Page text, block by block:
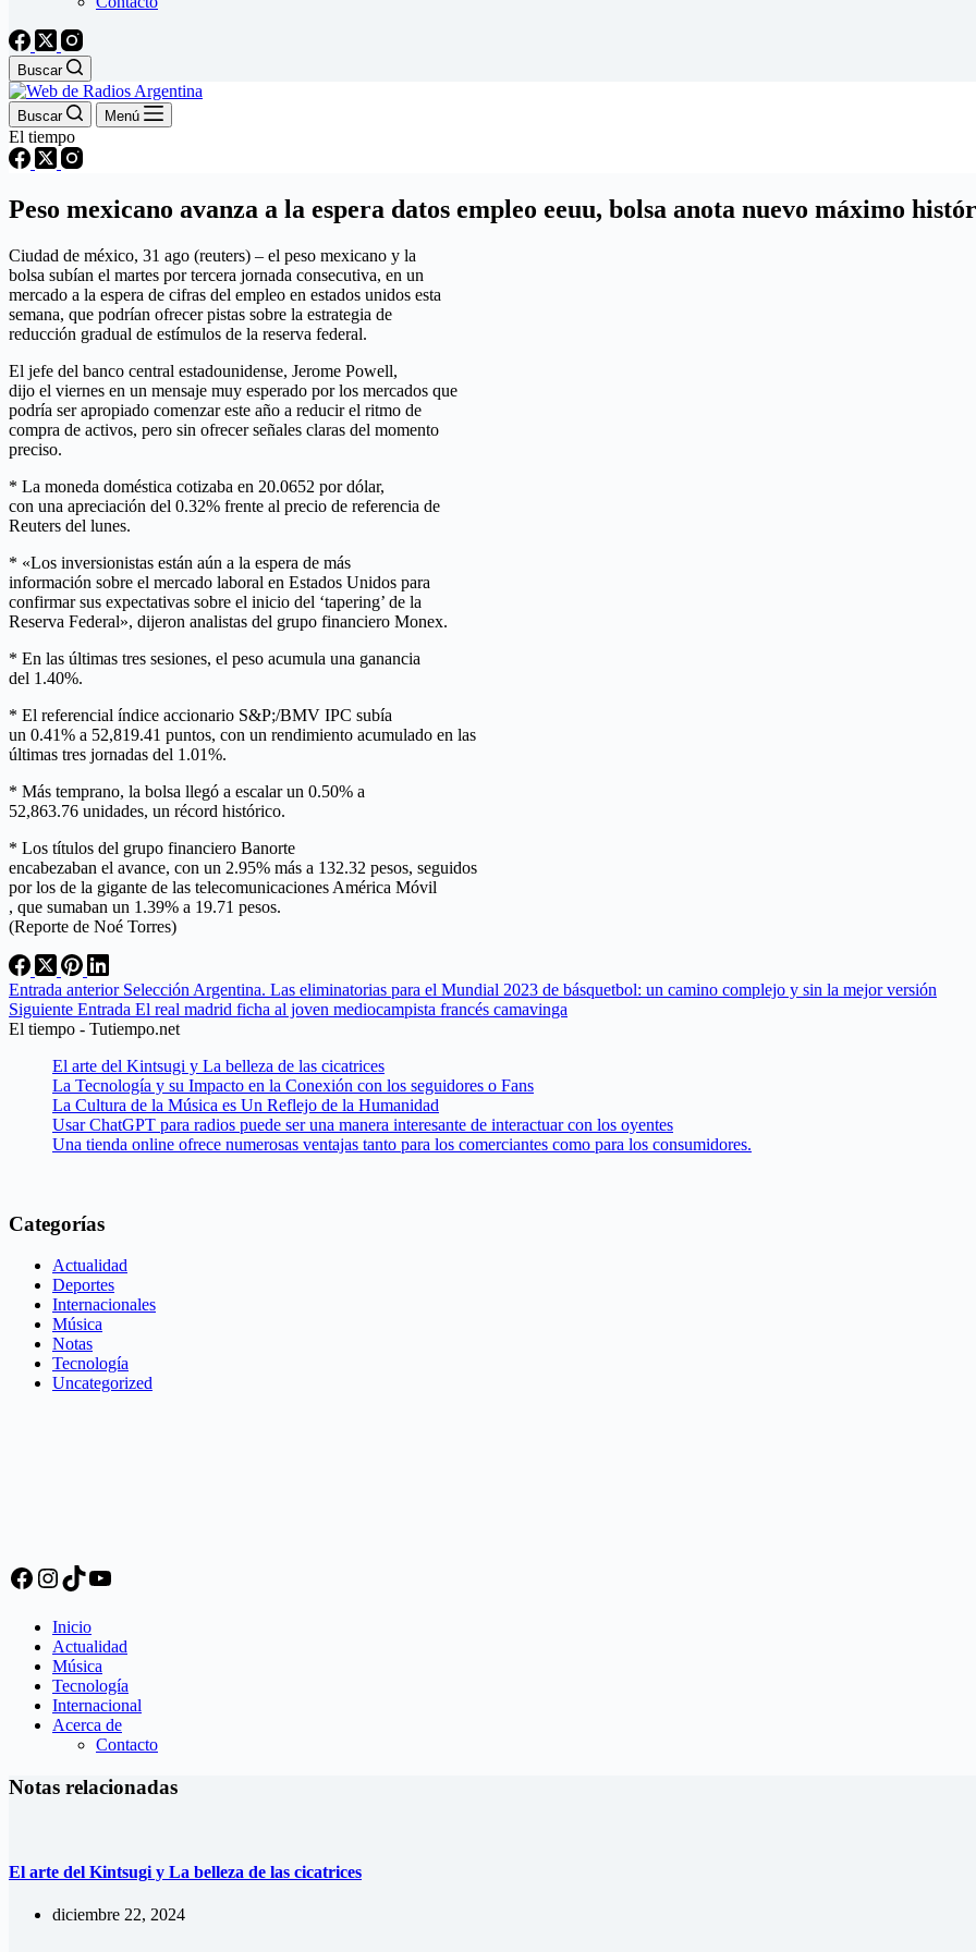
Buscar
Buscar Menú
El tiempo
Peso mexicano avanza a la espera datos empleo eeuu, bolsa anota nuevo máximo
Ciudad de méxico, 31 ago (reuters) – el peso mexicano y la
bolsa subían el martes por tercera jornada consecutiva, en un
mercado a la espera de cifras del empleo en estados unidos esta
semana, que podrían ofrecer pistas sobre la estrategia de
reducción gradual de estímulos de la reserva federal.
El jefe del banco central estadounidense, Jerome Powell,
dijo el viernes en un mensaje muy esperado por los mercados que
podría ser apropiado comenzar este año a reducir el ritmo de
compra de activos, pero sin ofrecer señales claras del momento
preciso.
* La moneda doméstica cotizaba en 20.0652 por dólar,
con una apreciación del 0.32% frente al precio de referencia de
Reuters del lunes.
* «Los inversionistas están aún a la espera de más
información sobre el mercado laboral en Estados Unidos para
confirmar sus expectativas sobre el inicio del ‘tapering’ de la
Reserva Federal», dijeron analistas del grupo financiero Monex.
* En las últimas tres sesiones, el peso acumula una ganancia
del 1.40%.
* El referencial índice accionario S&P;/BMV IPC subía
un 0.41% a 52,819.41 puntos, con un rendimiento acumulado en las
últimas tres jornadas del 1.01%.
* Más temprano, la bolsa llegó a escalar un 0.50% a
52,863.76 unidades, un récord histórico.
* Los títulos del grupo financiero Banorte
encabezaban el avance, con un 2.95% más a 132.32 pesos, seguidos
por los de la gigante de las telecomunicaciones América Móvil
, que sumaban un 1.39% a 19.71 pesos.
(Reporte de Noé Torres)
Entrada anterior Selección Argentina. Las eliminatorias para el Mundial 2023 de básquetbol: un camino complejo y sin la mejor versión
Siguiente Entrada El real madrid ficha al joven mediocampista francés camavinga
El tiempo - Tutiempo.net
El arte del Kintsugi y La belleza de las cicatrices
La Tecnología y su Impacto en la Conexión con los seguidores o Fans
La Cultura de la Música es Un Reflejo de la Humanidad
Usar ChatGPT para radios puede ser una manera interesante de interactuar con los oyentes
Una tienda online ofrece numerosas ventajas tanto para los comerciantes como para los consumidores.
Categorías
Actualidad
Deportes
Internacionales
Música
Notas
Tecnología
Uncategorized
Facebook
Instagram
TikTok
YouTube
Inicio
Actualidad
Música
Tecnología
Internacional
Acerca de
Contacto
Notas relacionadas
El arte del Kintsugi y La belleza de las cicatrices
diciembre 22, 2024